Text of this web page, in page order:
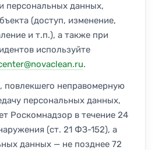
персональных данных,
(доступ, изменение,
и т.п.), а также при
используйте
.
повлекшего неправомерную
персональных данных,
Роскомнадзор в течение 24
(ст. 21 ФЗ-152), а
данных — не позднее 72